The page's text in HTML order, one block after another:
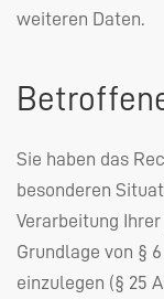
weiteren Daten.
Sie haben das
besonderen
Verarbeitung
Grundlage von § 6
einzulegen (§ 25